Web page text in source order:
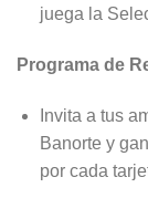
juega la
Programa de
Invita a tus
Banorte y
por cada